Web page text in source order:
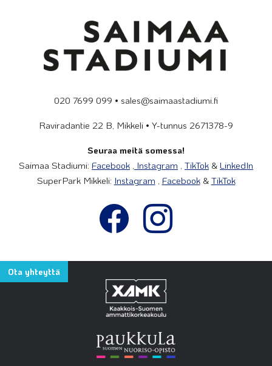
020 7699 099 • sales@saimaastadiumi.fi
Raviradantie 22 B, Mikkeli • Y-tunnus 2671378-9
Seuraa meitä somessa!
Saimaa Stadiumi: Facebook , Instagram , TikTok & LinkedIn
SuperPark Mikkeli: Instagram , Facebook& TikTok
Ota yhteyttä